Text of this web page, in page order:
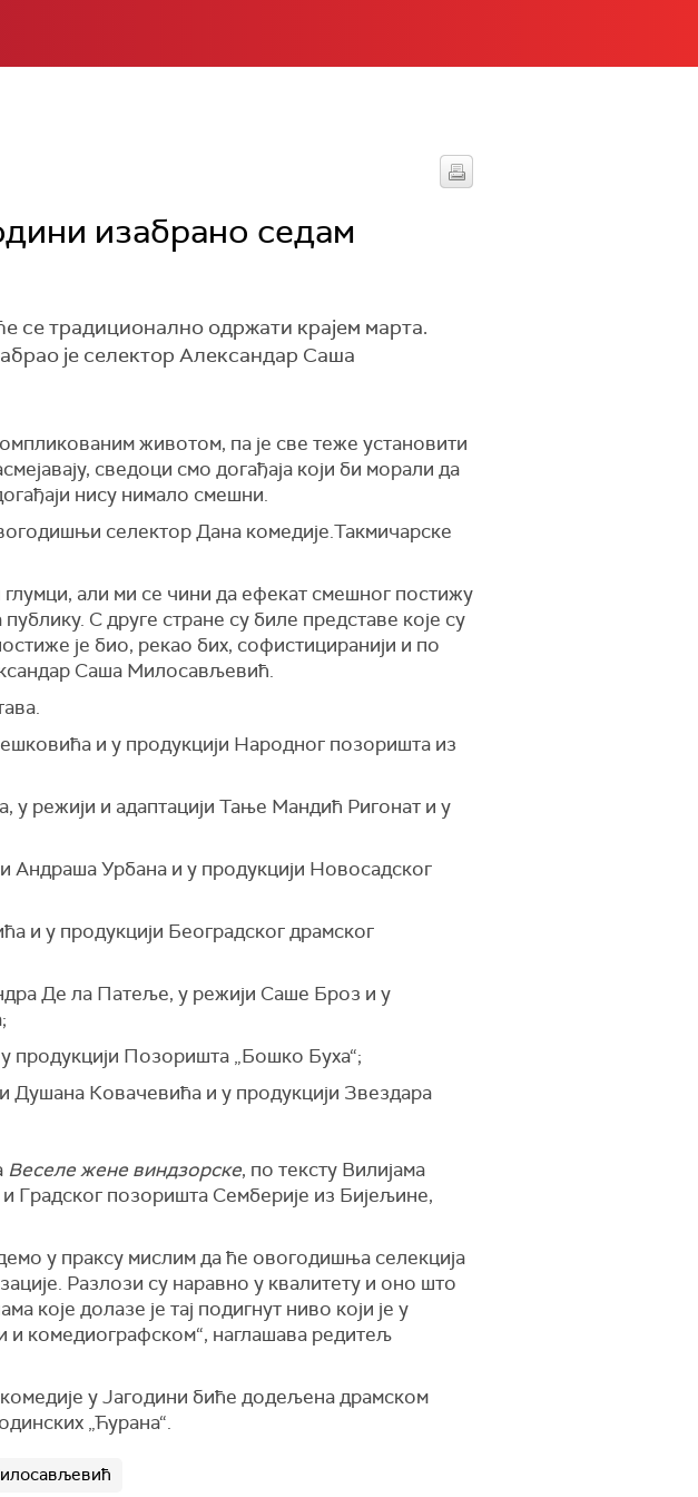
изабрано седам
се традиционално одржати крајем марта.
је селектор Александар Саша
животом, па је све теже установити
сведоци смо догађаја који би морали да
нису нимало смешни.
селектор Дана комедије.Такмичарске
али ми се чини да ефекат смешног постижу
С друге стране су биле представе које су
је био, рекао бих, софистициранији и по
Саша Милосављевић.
и у продукцији Народног позоришта из
у режији и адаптацији Тање Мандић Ригонат и у
Андраша Урбана и у продукцији Новосадског
и у продукцији Београдског драмског
Де ла Патеље, у режији Саше Броз и у
продукцији Позоришта „Бошко Буха“;
Душана Ковачевића и у продукцији Звездара
Веселе жене виндзорске, по тексту Вилијама
позоришта Семберије из Бијељине,
у праксу мислим да ће овогодишња селекција
Разлози су наравно у квалитету и оно што
које долазе је тај подигнут ниво који је у
и комедиографском“, наглашава редитељ
у Јагодини биће додељена драмском
„Ћурана“.